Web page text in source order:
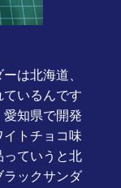
は北海道、
いるんです
知県で開発
イトチョコ味
っていうと北
ラックサンダ